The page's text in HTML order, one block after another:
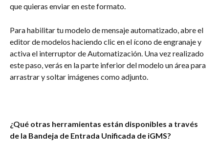
que quieras enviar en este formato.
Para habilitar tu modelo de mensaje automatizado, abre el
editor de modelos haciendo clic en el ícono de engranaje y
activa el interruptor de Automatización. Una vez realizado
este paso, verás en la parte inferior del modelo un área para
arrastrar y soltar imágenes como adjunto.
¿Qué otras herramientas están disponibles a través
de la Bandeja de Entrada Unificada de iGMS?